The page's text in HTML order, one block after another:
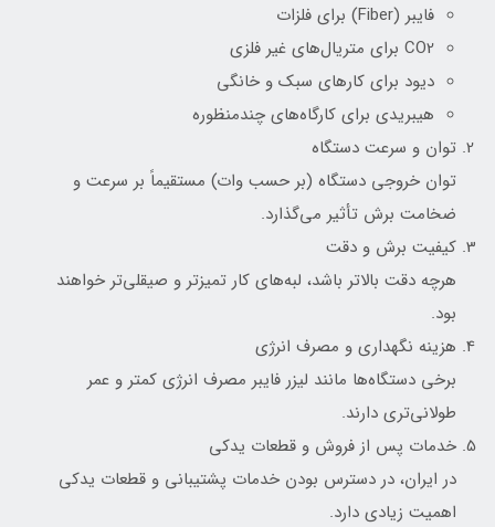
فایبر (Fiber) برای فلزات
CO2 برای متریال‌های غیر فلزی
دیود برای کارهای سبک و خانگی
هیبریدی برای کارگاه‌های چندمنظوره
توان و سرعت دستگاه
توان خروجی دستگاه (بر حسب وات) مستقیماً بر سرعت و
ضخامت برش تأثیر می‌گذارد.
کیفیت برش و دقت
هرچه دقت بالاتر باشد، لبه‌های کار تمیزتر و صیقلی‌تر خواهند
بود.
هزینه نگهداری و مصرف انرژی
برخی دستگاه‌ها مانند لیزر فایبر مصرف انرژی کمتر و عمر
طولانی‌تری دارند.
خدمات پس از فروش و قطعات یدکی
در ایران، در دسترس بودن خدمات پشتیبانی و قطعات یدکی
اهمیت زیادی دارد.